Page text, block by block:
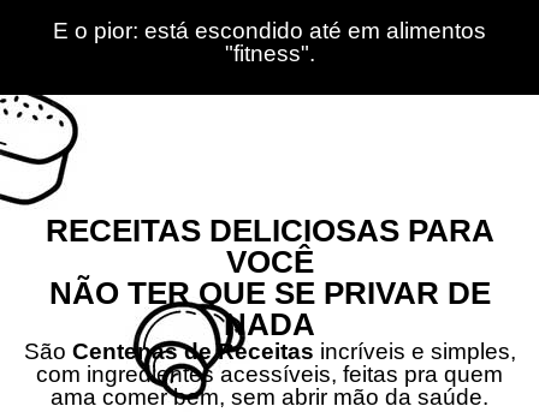
E o pior: está escondido até em alimentos
"fitness".
RECEITAS DELICIOSAS PARA
VOCÊ
NÃO TER QUE SE PRIVAR DE
NADA
São Centenas de Receitas incríveis e simples,
com ingredientes acessíveis, feitas pra quem
ama comer bem, sem abrir mão da saúde.